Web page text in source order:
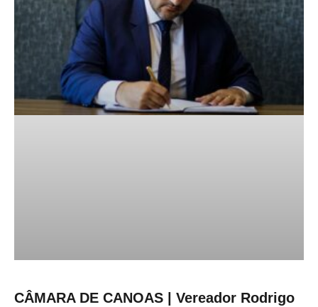
CÂMARA DE CANOAS | Vereador Rodrigo